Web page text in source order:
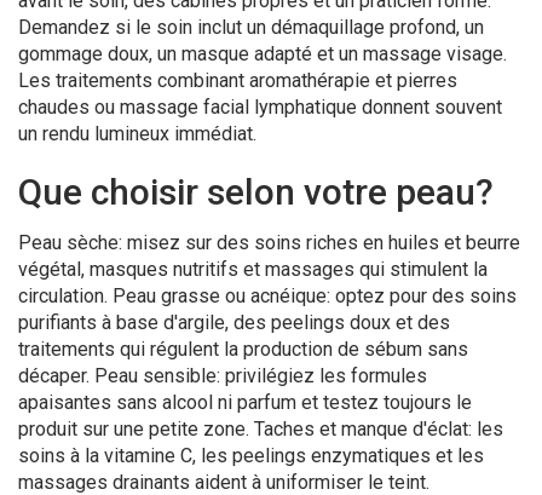
Demandez si le soin inclut un démaquillage profond, un
gommage doux, un masque adapté et un massage visage.
Les traitements combinant aromathérapie et pierres
chaudes ou massage facial lymphatique donnent souvent
un rendu lumineux immédiat.
Que choisir selon votre peau?
Peau sèche: misez sur des soins riches en huiles et beurre
végétal, masques nutritifs et massages qui stimulent la
circulation. Peau grasse ou acnéique: optez pour des soins
purifiants à base d'argile, des peelings doux et des
traitements qui régulent la production de sébum sans
décaper. Peau sensible: privilégiez les formules
apaisantes sans alcool ni parfum et testez toujours le
produit sur une petite zone. Taches et manque d'éclat: les
soins à la vitamine C, les peelings enzymatiques et les
massages drainants aident à uniformiser le teint.